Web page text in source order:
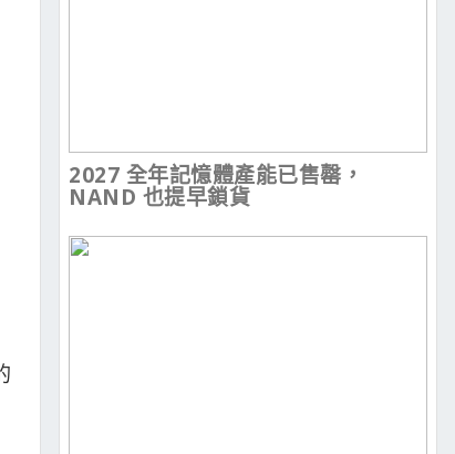
2027 全年記憶體產能已售罄，
NAND 也提早鎖貨